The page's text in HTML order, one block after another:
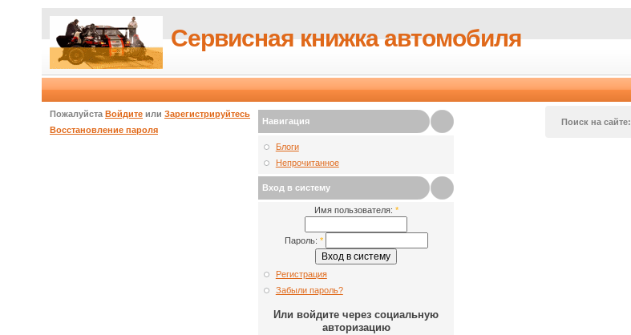
Сервисная книжка автомобиля
Пожалуйста Войдите или Зарегистрируйтесь
Восстановление пароля
Поиск на сайте:
Навигация
Блоги
Непрочитанное
Вход в систему
Имя пользователя: *
Пароль: *
Регистрация
Забыли пароль?
Или войдите через социальную
авторизацию